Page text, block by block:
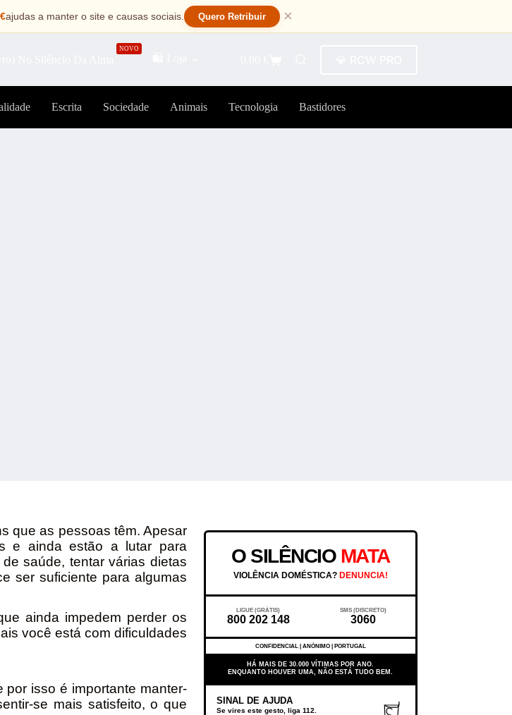
ajudas a manter o site e causas sociais. Quero Retribuir ×
NOVO
Escrita Sociedade Animais Tecnologia Bastidores
que as pessoas têm. Apesar
e ainda estão a lutar para
saúde, tentar várias dietas
ser suficiente para algumas
ainda impedem perder os
você está com dificuldades
isso é importante manter-
se mais satisfeito, o que
O SILÊNCIO MATA
VIOLÊNCIA DOMÉSTICA? DENUNCIA!
LIGUE (GRÁTIS)
800 202 148
SMS (DISCRETO)
3060
CONFIDENCIAL | ANÓNIMO | PORTUGAL
HÁ MAIS DE 30.000 VÍTIMAS POR ANO.
ENQUANTO HOUVER UMA, NÃO ESTÁ TUDO BEM.
SINAL DE AJUDA
Se vires este gesto, liga 112.